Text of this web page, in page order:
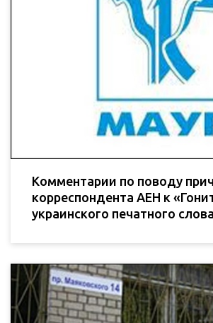
Комментарии по поводу
корреспондента АЕН к
украинского печатного